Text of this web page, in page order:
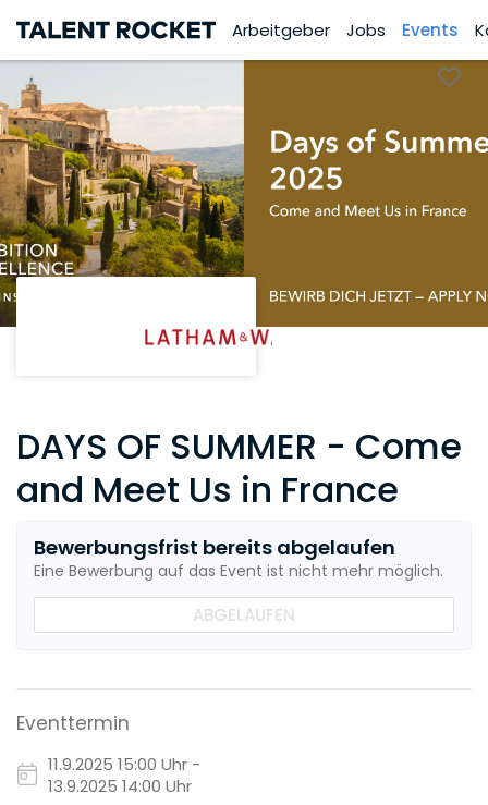
Arbeitgeber Jobs Events
DAYS OF SUMMER - Come
and Meet Us in France
Bewerbungsfrist bereits abgelaufen
Eine Bewerbung auf das Event ist nicht mehr möglich.
ABGELAUFEN
Eventtermin
11.9.2025 15:00 Uhr -
13.9.2025 14:00 Uhr